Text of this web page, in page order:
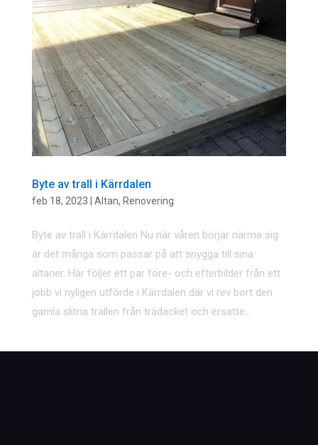
Byte av trall i Kärrdalen
feb 18, 2023 Altan, Renovering
Byte av trall i Kärrdalen Nu när våren börjar närma sig
är det många som passar på att snygga till sina
altaner. Här följer ett par före- och efterbilder från ett
jobb vi nyligen utförde i Kärrdalen där vi rev bort den
gamla slitna trallen från trädäcket och ersatte...